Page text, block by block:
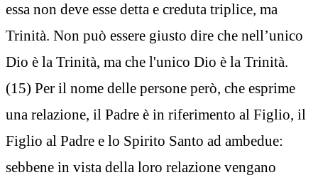
essa non deve esse detta e creduta triplice, ma
Trinità. Non può essere giusto dire che nell’unico
Dio è la Trinità, ma che l'unico Dio è la Trinità.
(15) Per il nome delle persone però, che esprime
una relazione, il Padre è in riferimento al Figlio, il
Figlio al Padre e lo Spirito Santo ad ambedue:
sebbene in vista della loro relazione vengano